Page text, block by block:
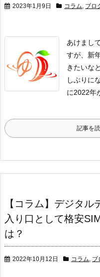
2023年1月9日 コラム, ブロ
あけまし
すが、新
きたいなと
しぶりに
に2022年
記事を
【コラム】デジタ
入り口として格安
は？
2022年10月12日 コラム, ブ